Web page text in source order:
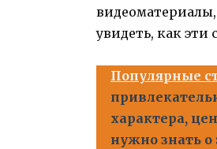
увидеть, как
Популярные
характера,
нужно знать о